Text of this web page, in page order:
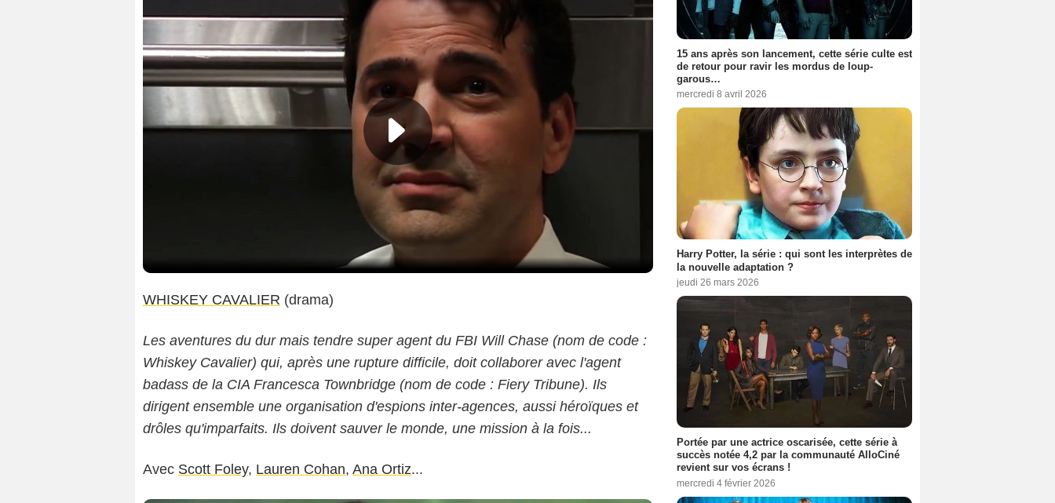
WHISKEY CAVALIER (drama)
Les aventures du dur mais tendre super agent du FBI Will Chase (nom de code :
Whiskey Cavalier) qui, après une rupture difficile, doit collaborer avec l'agent
badass de la CIA Francesca Townbridge (nom de code : Fiery Tribune). Ils
dirigent ensemble une organisation d'espions inter-agences, aussi héroïques et
drôles qu'imparfaits. Ils doivent sauver le monde, une mission à la fois...
Avec Scott Foley, Lauren Cohan, Ana Ortiz...
15 ans après son lancement, cette série culte est
de retour pour ravir les mordus de loup-
garous…
mercredi 8 avril 2026
Harry Potter, la série : qui sont les interprètes de
la nouvelle adaptation ?
jeudi 26 mars 2026
Portée par une actrice oscarisée, cette série à
succès notée 4,2 par la communauté AlloCiné
revient sur vos écrans !
mercredi 4 février 2026